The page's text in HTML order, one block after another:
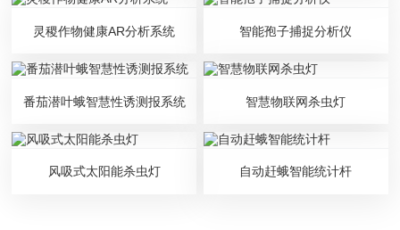
灵稷作物健康AR分析系统 智能孢子捕捉分析仪
番茄潜叶蛾智慧性诱测报系统 智慧物联网杀虫灯
风吸式太阳能杀虫灯 自动赶蛾智能统计杆